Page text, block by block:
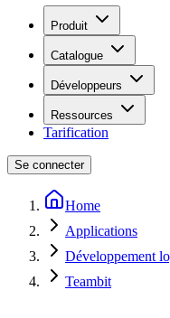
Produit
Catalogue
Développeurs
Ressources
Tarification
Se connecter
Home
Applications
Développement
Teambit